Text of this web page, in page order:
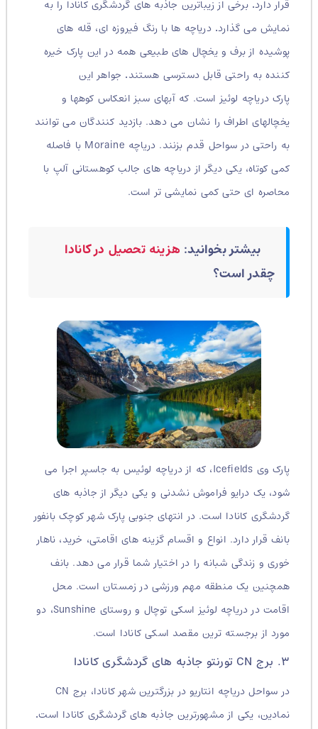
قرار دارد.برخی از زیباترین جاذبه های گردشگری کانادا را به
نمایش می گذارد.دریاچه ها با رنگ فیروزه ای، قله های
پوشیده از برف و یخچال های طبیعی همه در این پارک خیره
کننده به راحتی قابل دسترسی هستند.جواهر این
پارک دریاچه لوئیز است. که آبهای سبز انعکاس کوهها و
یخچالهای اطراف را نشان می دهد. بازدید کنندگان می توانند
به راحتی در سواحل قدم بزنند. دریاچه Moraine با فاصله
کمی کوتاه، یکی دیگر از دریاچه های جالب کوهستانی آلپ با
محاصره ای حتی کمی نمایشی تر است.
بیشتر بخوانید:هزینه تحصیل در کانادا
چقدر است؟
پارک وی Icefields، که از دریاچه لوئیس به جاسپر اجرا می
شود، یک درایو فراموش نشدنی و یکی دیگر از جاذبه های
گردشگری کانادا است. در انتهای جنوبی پارک شهر کوچک بانفور
بانف قرار دارد. انواع و اقسام گزینه های اقامتی، خرید، ناهار
خوری و زندگی شبانه را در اختیار شما قرار می دهد. بانف
همچنین یک منطقه مهم ورزشی در زمستان است. محل
اقامت در دریاچه لوئیز اسکی توچال و روستای Sunshine، دو
مورد از برجسته ترین مقصد اسکی کانادا است.
در سواحل دریاچه انتاریو در بزرگترین شهر کانادا، برج CN
نمادین، ​​یکی از مشهورترین جاذبه های گردشگری کانادا است .